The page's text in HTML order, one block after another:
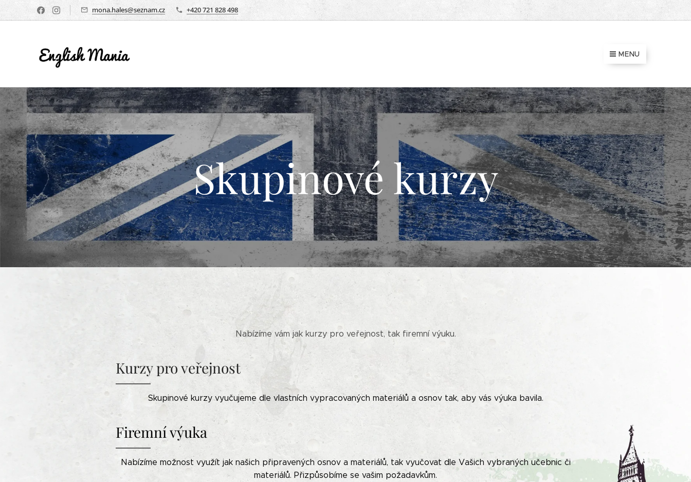
mona.hales@seznam.cz +420 721 828 498
MENU
Skupinové kurzy
Nabízíme vám jak kurzy pro veřejnost, tak firemní výuku.
Kurzy pro veřejnost
Skupinové kurzy vyučujeme dle vlastních vypracovaných materiálů a osnov tak, aby vás výuka bavila.
Firemní výuka
Nabízíme možnost využít jak našich připravených osnov a materiálů, tak vyučovat dle Vašich vybraných učebnic či
materiálů. Přizpůsobíme se vašim požadavkům.